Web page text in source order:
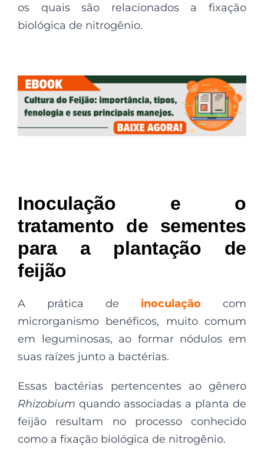
os quais são relacionados a fixação
biológica de nitrogênio.
Inoculação e o
tratamento de sementes
para a plantação de
feijão
A prática de inoculação
com
microrganismo benéficos, muito comum
em leguminosas, ao formar nódulos em
suas raízes junto a bactérias.
Essas bactérias pertencentes ao gênero
Rhizobium quando associadas a planta de
feijão resultam no processo conhecido
como a fixação biológica de nitrogênio.